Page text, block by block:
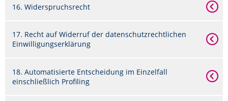
16. Widerspruchsrecht
17. Recht auf Widerruf der datenschutzrechtlichen
Einwilligungserklärung
18. Automatisierte Entscheidung im Einzelfall
einschließlich Profiling